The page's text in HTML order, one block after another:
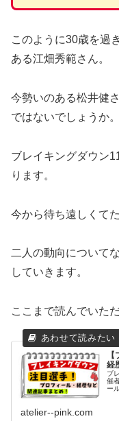
このように30歳を過
ある江畑秀範さん。
今勢いのある松井健
ではないでしょうか。
ブレイキングダウン
ります。
今から待ち遠しくて
二人の動向について
していきます。
ここまで読んでいた
経
ブ
催
ー
atelier--pink.com